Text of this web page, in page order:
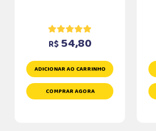
R$ 54,80
ADICIONAR AO CARRINHO
COMPRAR AGORA